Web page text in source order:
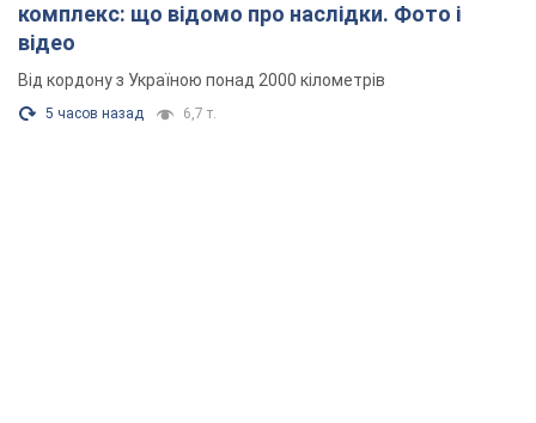
комплекс: що відомо про наслідки. Фото і
відео
Від кордону з Україною понад 2000 кілометрів
5 часов назад 6,7 т.